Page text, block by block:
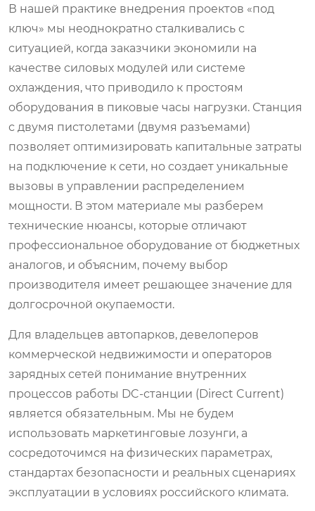
В нашей практике внедрения проектов «под
ключ» мы неоднократно сталкивались с
ситуацией, когда заказчики экономили на
качестве силовых модулей или системе
охлаждения, что приводило к простоям
оборудования в пиковые часы нагрузки. Станция
с двумя пистолетами (двумя разъемами)
позволяет оптимизировать капитальные затраты
на подключение к сети, но создает уникальные
вызовы в управлении распределением
мощности. В этом материале мы разберем
технические нюансы, которые отличают
профессиональное оборудование от бюджетных
аналогов, и объясним, почему выбор
производителя имеет решающее значение для
долгосрочной окупаемости.
Для владельцев автопарков, девелоперов
коммерческой недвижимости и операторов
зарядных сетей понимание внутренних
процессов работы DC-станции (Direct Current)
является обязательным. Мы не будем
использовать маркетинговые лозунги, а
сосредоточимся на физических параметрах,
стандартах безопасности и реальных сценариях
эксплуатации в условиях российского климата.